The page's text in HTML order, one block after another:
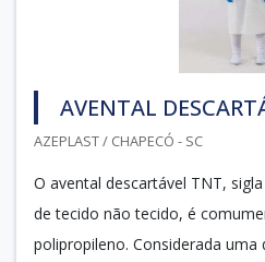
AVENTAL
AZEPLAST / CHAPECÓ - SC
O avental descartável TNT,
de tecido não tecido, é
polipropileno. Considerada